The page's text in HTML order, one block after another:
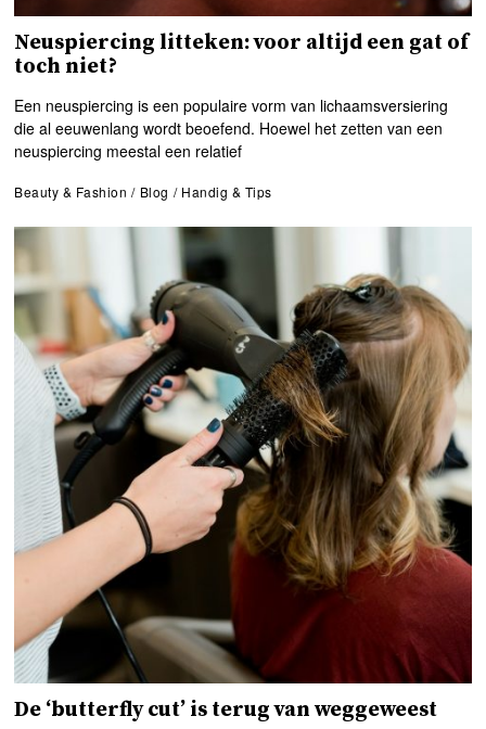
Neuspiercing litteken: voor altijd een gat of
toch niet?
Een neuspiercing is een populaire vorm van lichaamsversiering
die al eeuwenlang wordt beoefend. Hoewel het zetten van een
neuspiercing meestal een relatief
Beauty & Fashion / Blog / Handig & Tips
De ‘butterfly cut’ is terug van weggeweest